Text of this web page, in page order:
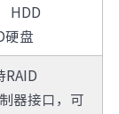
HDD
硬盘
器接口，可